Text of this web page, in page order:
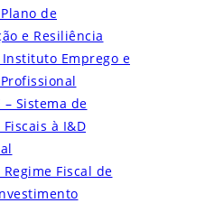
Plano de
e Resiliência
Instituto Emprego e
– Sistema de
à I&D
Regime Fiscal de